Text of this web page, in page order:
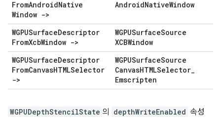
FromAndroidNative
Window ->
AndroidNativeWindow
WGPUSurfaceDescriptor
FromXcbWindow ->
WGPUSurfaceSource
XCBWindow
WGPUSurfaceDescriptor
FromCanvasHTMLSelector
->
WGPUSurfaceSource
CanvasHTMLSelector_
Emscripten
WGPUDepthStencilState 의 depthWriteEnabled 속성